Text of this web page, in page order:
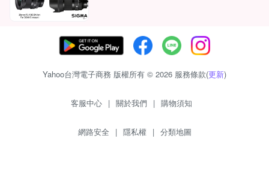
Yahoo台灣電子商務 版權所有 © 2026 服務條款(更新)
客服中心 | 關於我們 | 購物須知
網路安全 | 隱私權 | 分類地圖